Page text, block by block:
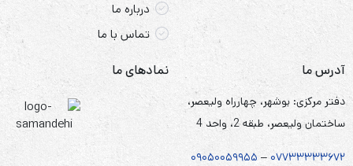
درباره ما
تماس با ما
آدرس ما
دفتر مرکزی: بوشهر، چهارراه ولیعصر،
ساختمان ولیعصر، طبقه 2، واحد 4
۰۷۷۳۳۳۳۳۶۷۲ – ۰۹۰۵۰۰۵۹۹۵۵
نمادهای ما